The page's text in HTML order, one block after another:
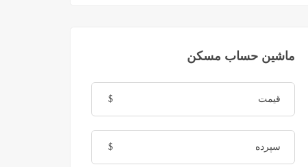
ماشین حساب مسکن
$
$